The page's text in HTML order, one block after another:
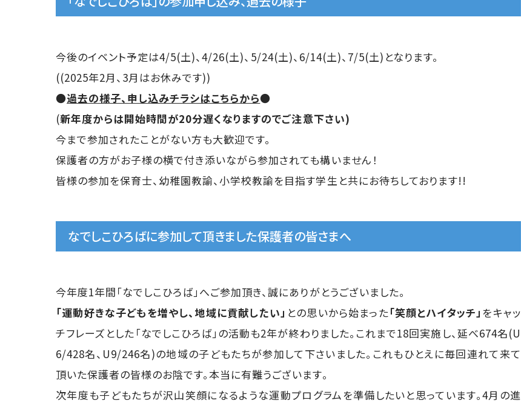
今後のイベント予定は4/5(土)、4/26(土)、5/24(土)、6/14(土)、7/5(土)となります。
((2025年2月、3月はお休みです))
●過去の様子、申し込みチラシはこちらから●
(新年度からは開始時間が20分遅くなりますのでご注意下さい)
今まで参加されたことがない方も大歓迎です。
保護者の方がお子様の横で付き添いながら参加されても構いません！
皆様の参加を保育士、幼稚園教諭、小学校教諭を目指す学生と共にお待ちしております!!
なでしこひろばに参加して頂きました保護者の皆さまへ
今年度1年間「なでしこひろば」へご参加頂き、誠にありがとうございました。
「運動好きな子どもを増やし、地域に貢献したい」 との思いから始まった「笑顔とハイタッチ」 をキャッ
チフレーズとした「なでしこひろば」の活動も2年が終わりました。これまで18回実施し、延べ674名(U
6/428名、U9/246名)の地域の子どもたちが参加して下さいました。これもひとえに毎回連れて来て
頂いた保護者の皆様のお陰です。本当に有難うございます。
次年度も子どもたちが沢山笑顔になるような運動プログラムを準備したいと思っています。4月の進